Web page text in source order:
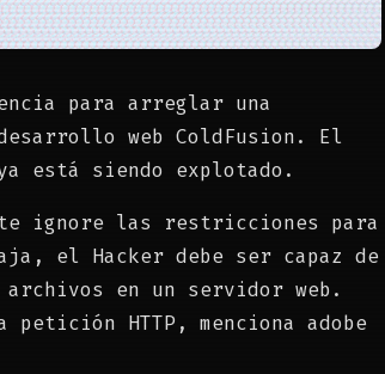
para arreglar una
web ColdFusion. El
está siendo explotado.
ignore las restricciones para
el Hacker debe ser capaz de
en un servidor web.
HTTP, menciona adobe